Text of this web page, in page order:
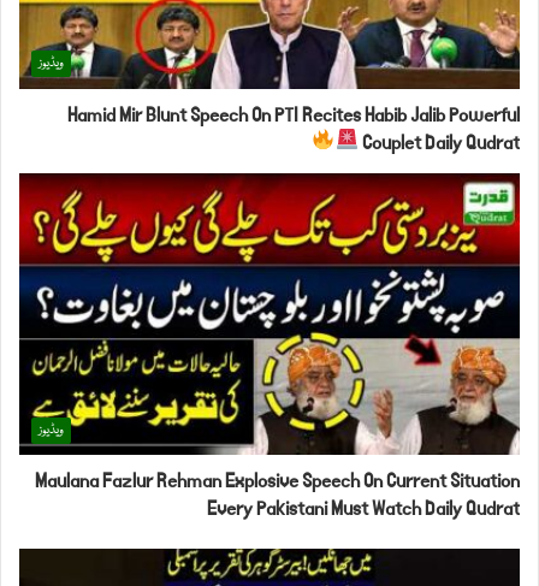
ویڈیوز
Hamid Mir Blunt Speech On PTI Recites Habib Jalib Powerful
Couplet Daily Qudrat
ویڈیوز
Maulana Fazlur Rehman Explosive Speech On Current Situation
Every Pakistani Must Watch Daily Qudrat